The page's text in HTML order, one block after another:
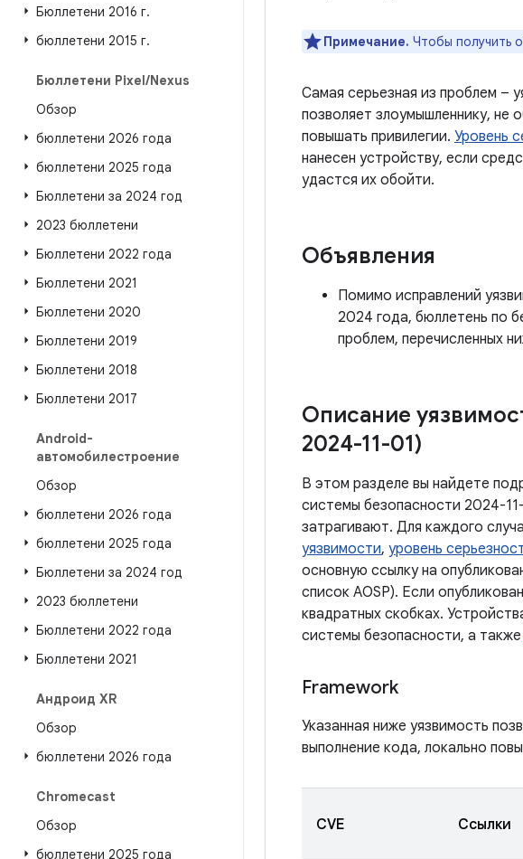
Бюллетени 2016 г.
бюллетени 2015 г.
Бюллетени Pixel/Nexus
Обзор
бюллетени 2026 года
бюллетени 2025 года
Бюллетени за 2024 год
2023 бюллетени
Бюллетени 2022 года
Бюллетени 2021
Бюллетени 2020
Бюллетени 2019
Бюллетени 2018
Бюллетени 2017
Android-
автомобилестроение
Обзор
бюллетени 2026 года
бюллетени 2025 года
Бюллетени за 2024 год
2023 бюллетени
Бюллетени 2022 года
Бюллетени 2021
Андроид XR
Обзор
бюллетени 2026 года
Chromecast
Обзор
бюллетени 2025 года
Примечание. Чтобы получить
Самая серьезная из проблем –
позволяет злоумышленнику, не
повышать привилегии. Уровень
нанесен устройству, если
удастся их обойти.
Объявления
Помимо исправлений
2024 года, бюллетень по
проблем, перечисленных
Описание
2024-11-01)
В этом разделе вы найдете
системы безопасности 2024-
затрагивают. Для каждого
уязвимости, уровень
основную ссылку на
список AOSP). Если
квадратных скобках.
системы безопасности, а также
Framework
Указанная ниже уязвимость
выполнение кода, локально
CVE Ссылки